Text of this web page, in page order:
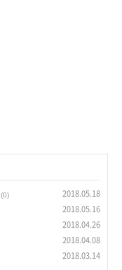
(0) 2018.05.18
2018.05.16
2018.04.26
2018.04.08
2018.03.14